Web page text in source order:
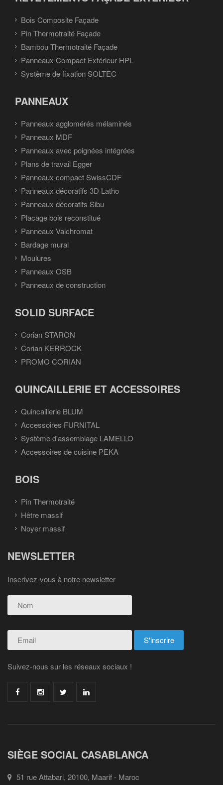
Bois Composite Façade
Pin Thermotraité Façade
Bambou Thermotraité Façade
Panneaux Compact Extérieur HPL
Système de fixation SOLTEC
PANNEAUX
Panneaux agglomérés mélaminés
Panneaux MDF
Panneaux avec poignées intégrées
Plans de travail Egger
Panneaux compact SwissCDF
Panneaux décoratifs 3D Latho
Panneaux décoratifs Sibu
Placage bois reconstitué
Panneaux Valchromat
Bardage mural
Moulures
Panneaux OSB
Panneaux de construction
SOLID SURFACE
Corian STARON
Corian KERROCK
PROMO CORIAN
QUINCAILLERIE ET ACCESSOIRES
Quincaillerie BLUM
Accessoires FURNITAL
Système d'assemblage LAMELLO
Accessoires de cuisine PEKA
BOIS
Pin Thermotraité
Hêtre massif
Noyer massif
NEWSLETTER
Inscrivez-vous à notre newsletter
Suivez-nous sur les réseaux sociaux !
SIÈGE SOCIAL CASABLANCA
51 rue Attabari, 20100, Maarif - Maroc